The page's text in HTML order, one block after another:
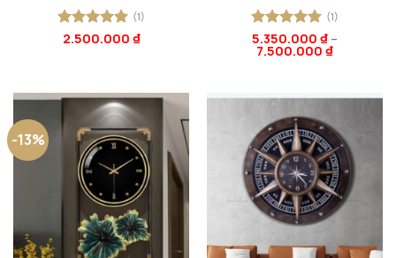
Được xếp
(1)
2.500.000 ₫
Được xếp
hạng55
(1)
5.350.000 ₫ –
7.500.000 ₫
-13%